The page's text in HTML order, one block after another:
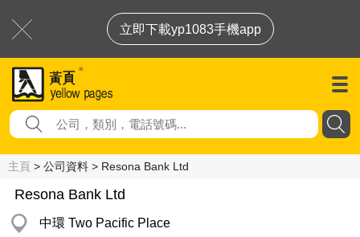
立即下載yp1083手機app
主頁 > 公司資料 > Resona Bank Ltd
Resona Bank Ltd
中環 Two Pacific Place